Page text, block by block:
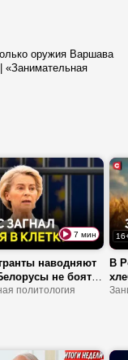
оружия Варшава
«Занимательная
7 мин
наводняют
не боятся
| Уран, нефть и
политология
В